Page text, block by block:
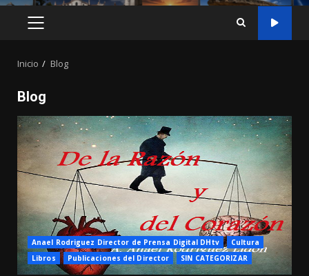
MENÚ
Inicio Blog
Blog
Anael Rodriguez Director de Prensa Digital DHtv
Cultura
Libros
Publicaciones del Director SIN CATEGORIZAR